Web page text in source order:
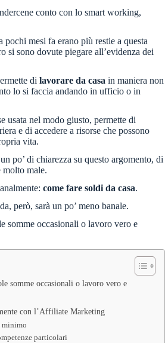
conto con lo smart working,
pochi mesi fa erano più restie a questa
si sono dovute piegare all’evidenza dei
di lavorare da casa in maniera non
lo si faccia andando in ufficio o in
usata nel modo giusto, permette di
e di accedere a risorse che possono
vita.
po’ di chiarezza su questo argomento, di
molto male.
come fare soldi da casa.
però, sarà un po’ meno banale.
somme occasionali o lavoro vero e
somme occasionali o lavoro vero e
con l’Affiliate Marketing
minimo
particolari